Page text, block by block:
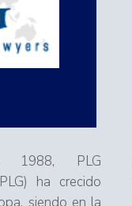
1988, PLG
ha crecido